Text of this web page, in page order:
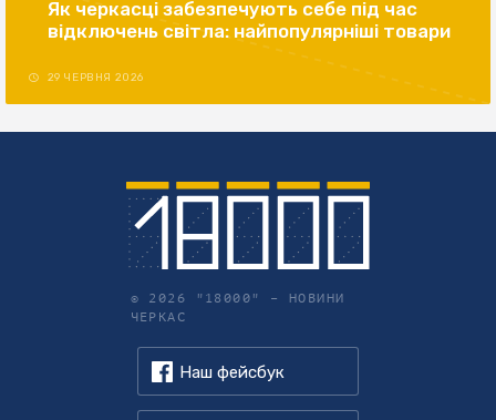
Як черкасці забезпечують себе під час
відключень світла: найпопулярніші товари
29 ЧЕРВНЯ 2026
© 2026 "18000" – НОВИНИ
ЧЕРКАС
Наш фейсбук